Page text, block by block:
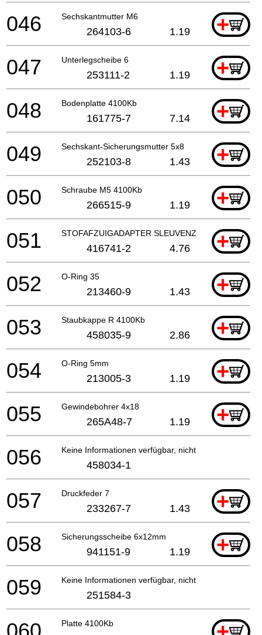
Sechskantmutter M6 +
046 264103-6 1.19
Unterlegscheibe 6 +
047 253111-2 1.19
Bodenplatte 4100Kb +
048 161775-7 7.14
Sechskant-Sicherungsmutter 5x8 +
049 252103-8 1.43
Schraube M5 4100Kb +
050 266515-9 1.19
STOFAFZUIGADAPTER SLEUVENZAAG +
051 416741-2 4.76
O-Ring 35 +
052 213460-9 1.43
Staubkappe R 4100Kb +
053 458035-9 2.86
O-Ring 5mm +
054 213005-3 1.19
Gewindebohrer 4x18 +
055 265A48-7 1.19
Keine Informationen verfügbar, nicht bestellbar
056 458034-1
Druckfeder 7 +
057 233267-7 1.43
Sicherungsscheibe 6x12mm +
058 941151-9 1.19
Keine Informationen verfügbar, nicht bestellbar
059 251584-3
Platte 4100Kb